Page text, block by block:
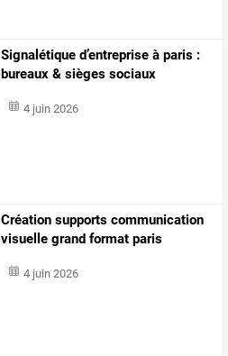
Signalétique d’entreprise à paris :
bureaux & sièges sociaux
4 juin 2026
Création supports communication
visuelle grand format paris
4 juin 2026